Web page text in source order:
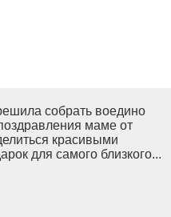
собрать воедино
маме от
красивыми
для самого близкого...